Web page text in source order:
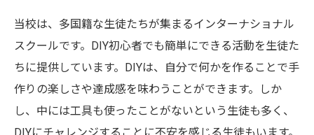
当校は、多国籍な生徒たちが集まるインターナショナル
スクールです。DIY初心者でも簡単にできる活動を生徒た
ちに提供しています。DIYは、自分で何かを作ることで手
作りの楽しさや達成感を味わうことができます。しか
し、中には工具も使ったことがないという生徒も多く、